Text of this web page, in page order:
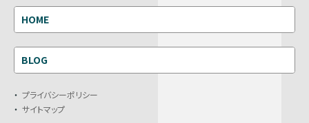
HOME
BLOG
プライバシーポリシー
サイトマップ